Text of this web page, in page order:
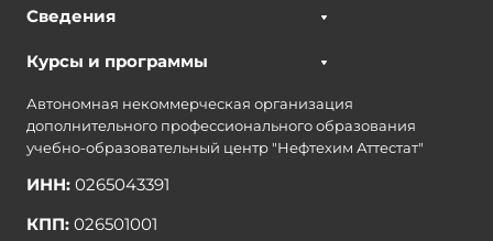
Сведения
Курсы и программы
Автономная некоммерческая организация
дополнительного профессионального образования
учебно-образовательный центр "Нефтехим Аттестат"
ИНН: 0265043391
КПП: 026501001